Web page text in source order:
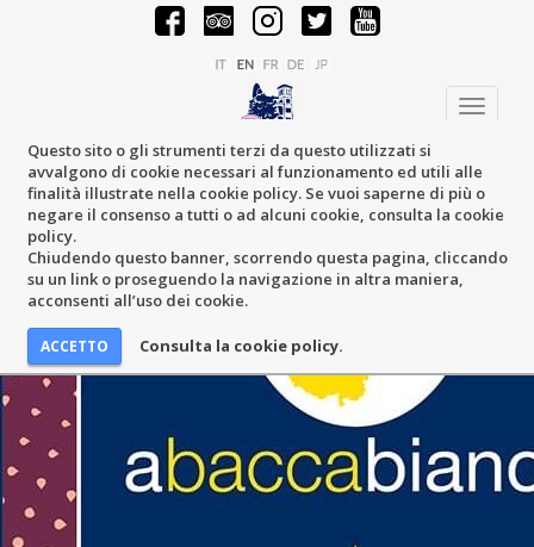
Questo sito o gli strumenti terzi da questo utilizzati si
avvalgono di cookie necessari al funzionamento ed utili alle
finalità illustrate nella cookie policy. Se vuoi saperne di più o
negare il consenso a tutti o ad alcuni cookie, consulta la cookie
policy.
Chiudendo questo banner, scorrendo questa pagina, cliccando
su un link o proseguendo la navigazione in altra maniera,
acconsenti all’uso dei cookie.
Consulta la cookie policy.
Toggle